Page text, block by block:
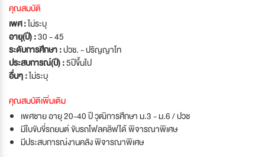
คุณสมบัติ
เพศ :ไม่ระบุ
อายุ(ปี) :30 - 45
ระดับการศึกษา :ปวช. - ปริญญาโท
ประสบการณ์(ปี) :5ปีขึ้นไป
อื่นๆ :ไม่ระบุ
คุณสมบัติเพิ่มเติม
เพศชาย อายุ 20-40 ปี วุฒิการศึกษา ม.3 - ม.6 / ปวช
มีใบขับขี่รถยนต์ ขับรถโฟลคลิฟได้ พิจารณาพิเศษ
มีประสบการณ์งานคลัง พิจารณาพิเศษ